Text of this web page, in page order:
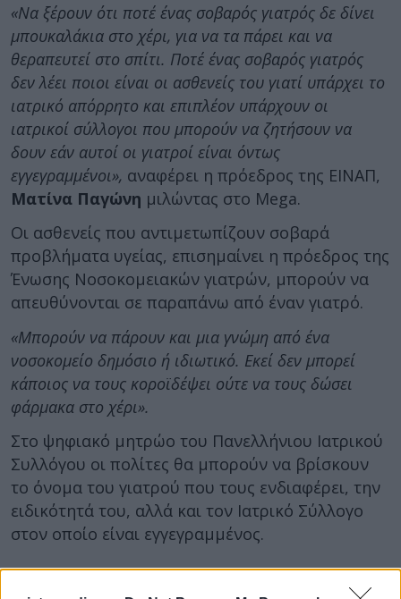
«Να ξέρουν ότι ποτέ ένας σοβαρός γιατρός δε δίνει
μπουκαλάκια στο χέρι, για να τα πάρει και να
θεραπευτεί στο σπίτι. Ποτέ ένας σοβαρός γιατρός
δεν λέει ποιοι είναι οι ασθενείς του γιατί υπάρχει το
ιατρικό απόρρητο και επιπλέον υπάρχουν οι
ιατρικοί σύλλογοι που μπορούν να ζητήσουν να
δουν εάν αυτοί οι γιατροί είναι όντως
εγγεγραμμένοι», αναφέρει η πρόεδρος της ΕΙΝΑΠ,
Ματίνα Παγώνη μιλώντας στο Mega.
Οι ασθενείς που αντιμετωπίζουν σοβαρά
προβλήματα υγείας, επισημαίνει η πρόεδρος της
Ένωσης Νοσοκομειακών γιατρών, μπορούν να
απευθύνονται σε παραπάνω από έναν γιατρό.
«Μπορούν να πάρουν και μια γνώμη από ένα
νοσοκομείο δημόσιο ή ιδιωτικό. Εκεί δεν μπορεί
κάποιος να τους κοροϊδέψει ούτε να τους δώσει
φάρμακα στο χέρι».
Στο ψηφιακό μητρώο του Πανελλήνιου Ιατρικού
Συλλόγου οι πολίτες θα μπορούν να βρίσκουν
το όνομα του γιατρού που τους ενδιαφέρει, την
ειδικότητά του, αλλά και τον Ιατρικό Σύλλογο
στον οποίο είναι εγγεγραμμένος.